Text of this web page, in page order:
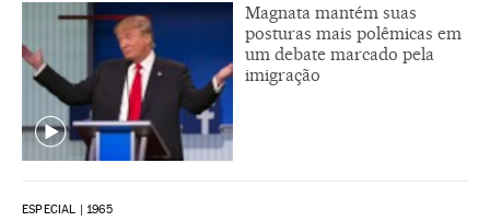
Magnata mantém suas
posturas mais polêmicas em
um debate marcado pela
imigração
ESPECIAL | 1965